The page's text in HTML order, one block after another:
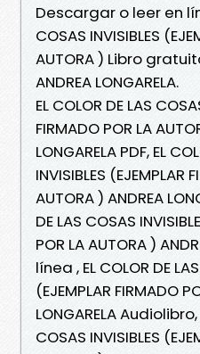
Descargar o leer en
COSAS INVISIBLES
AUTORA ) Libro
ANDREA LONGARELA.
EL COLOR DE LAS
FIRMADO POR LA
LONGARELA PDF, EL
INVISIBLES (EJEMPLAR
AUTORA ) ANDREA
DE LAS COSAS
POR LA AUTORA )
línea , EL COLOR DE
(EJEMPLAR FIRMADO
LONGARELA Audiolibro,
COSAS INVISIBLES